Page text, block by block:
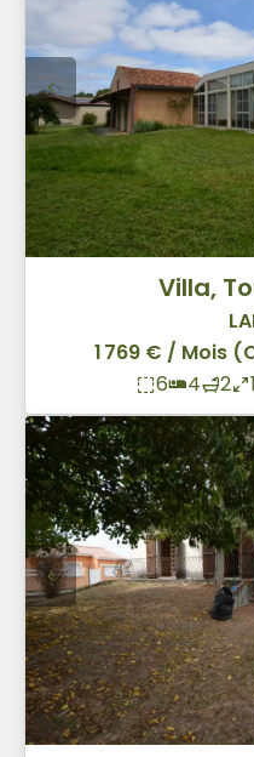
Villa,
1 769 € / Mois
6
4 2